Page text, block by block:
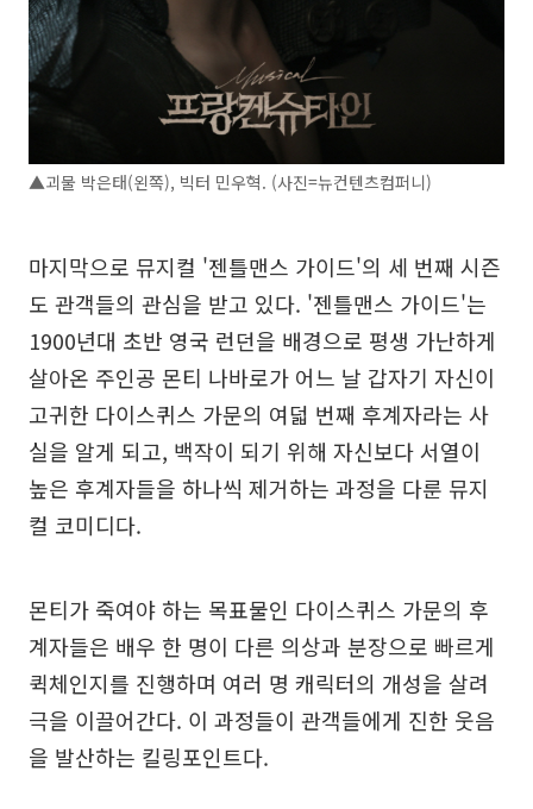
▲괴물 박은태(왼쪽), 빅터 민우혁. (사진=뉴컨텐츠컴퍼니)
마지막으로 뮤지컬 '젠틀맨스 가이드'의 세 번째 시즌
도 관객들의 관심을 받고 있다. '젠틀맨스 가이드'는
1900년대 초반 영국 런던을 배경으로 평생 가난하게
살아온 주인공 몬티 나바로가 어느 날 갑자기 자신이
고귀한 다이스퀴스 가문의 여덟 번째 후계자라는 사
실을 알게 되고, 백작이 되기 위해 자신보다 서열이
높은 후계자들을 하나씩 제거하는 과정을 다룬 뮤지
컬 코미디다.
몬티가 죽여야 하는 목표물인 다이스퀴스 가문의 후
계자들은 배우 한 명이 다른 의상과 분장으로 빠르게
퀵체인지를 진행하며 여러 명 캐릭터의 개성을 살려
극을 이끌어간다. 이 과정들이 관객들에게 진한 웃음
을 발산하는 킬링포인트다.